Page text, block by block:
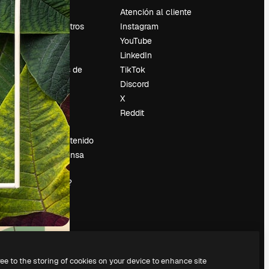
Precios
Sobre nosotros
Reviews
Empleo
Tendencias de
búsqueda
Blog
Eventos
Slidesgo
Vender contenido
Sala de prensa
¿Buscas
magnific.ai?
Atención al cliente
Instagram
YouTube
LinkedIn
TikTok
Discord
X
Reddit
to the storing of cookies on your device to enhance site